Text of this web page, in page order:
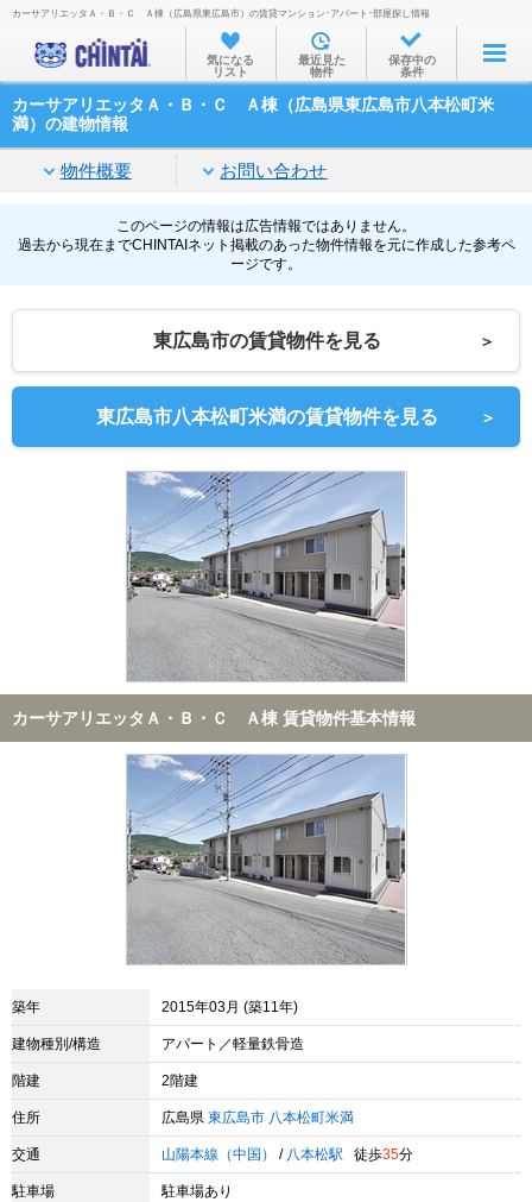
お部屋を探す
沿線・駅から
住所から
家賃相場から
物件特集から
TOP
カーサアリエッタＡ・Ｂ・Ｃ Ａ棟（広島県東広島市）の賃貸マンション･アパート･部屋探し情報
気になる
リスト
最近見た
物件
保存中の
条件
カーサアリエッタＡ・Ｂ・Ｃ Ａ棟（広島県東広島市八本松町米
満）の建物情報
物件概要 お問い合わせ
このページの情報は広告情報ではありません。
過去から現在までCHINTAIネット掲載のあった物件情報を元に作成した参考ペ
ージです。
東広島市の賃貸物件を見る ＞
東広島市八本松町米満の賃貸物件を見る ＞
カーサアリエッタＡ・Ｂ・Ｃ Ａ棟 賃貸物件基本情報
築年 2015年03月 (築11年)
建物種別/構造 アパート／軽量鉄骨造
階建 2階建
住所 広島県 東広島市 八本松町米満
交通 山陽本線（中国） / 八本松駅 徒歩35分
駐車場 駐車場あり